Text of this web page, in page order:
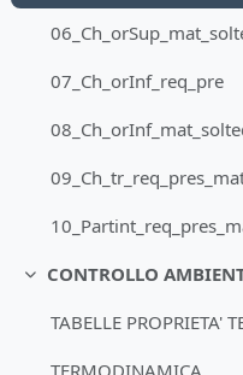
07_Ch_orInf_req_pre
Minimizza